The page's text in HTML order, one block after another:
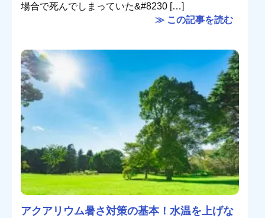
場合で死んでしまっていた&#8230 […]
≫ この記事を読む
アクアリウム暑さ対策の基本！水温を上げな